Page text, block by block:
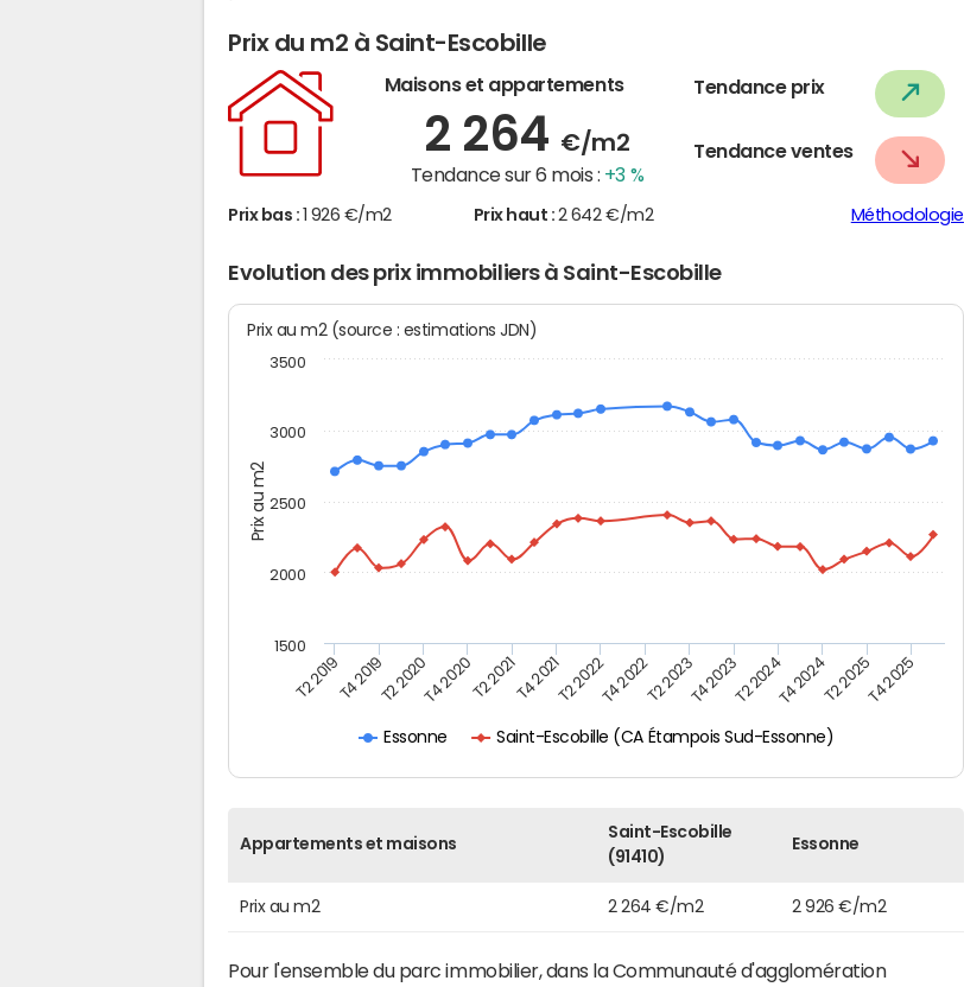
Prix du m2 à Saint-Escobille
Maisons et appartements
2 264 €/m2
Tendance sur 6 mois : +3 %
Tendance prix
Tendance ventes
Prix bas : 1 926 €/m2 Prix haut : 2 642 €/m2 Méthodologie
Evolution des prix immobiliers à Saint-Escobille
Prix au m2
Prix au m2 (source : estimations JDN)
Essonne Saint-Escobille (CA Étampois Sud-Essonne)
T2 2019T4 2019T2 2020T4 2020T2 2021T4 2021T2 2022T4 2022T2 2023T4 2023T2 2024T4 2024T2 2025T4 2025
2000
2500
3000
1500
3500
Appartements et maisons
Saint-Escobille
(91410)
Essonne
Prix au m2 2 264 €/m2 2 926 €/m2
Pour l'ensemble du parc immobilier, dans la Communauté d'agglomération